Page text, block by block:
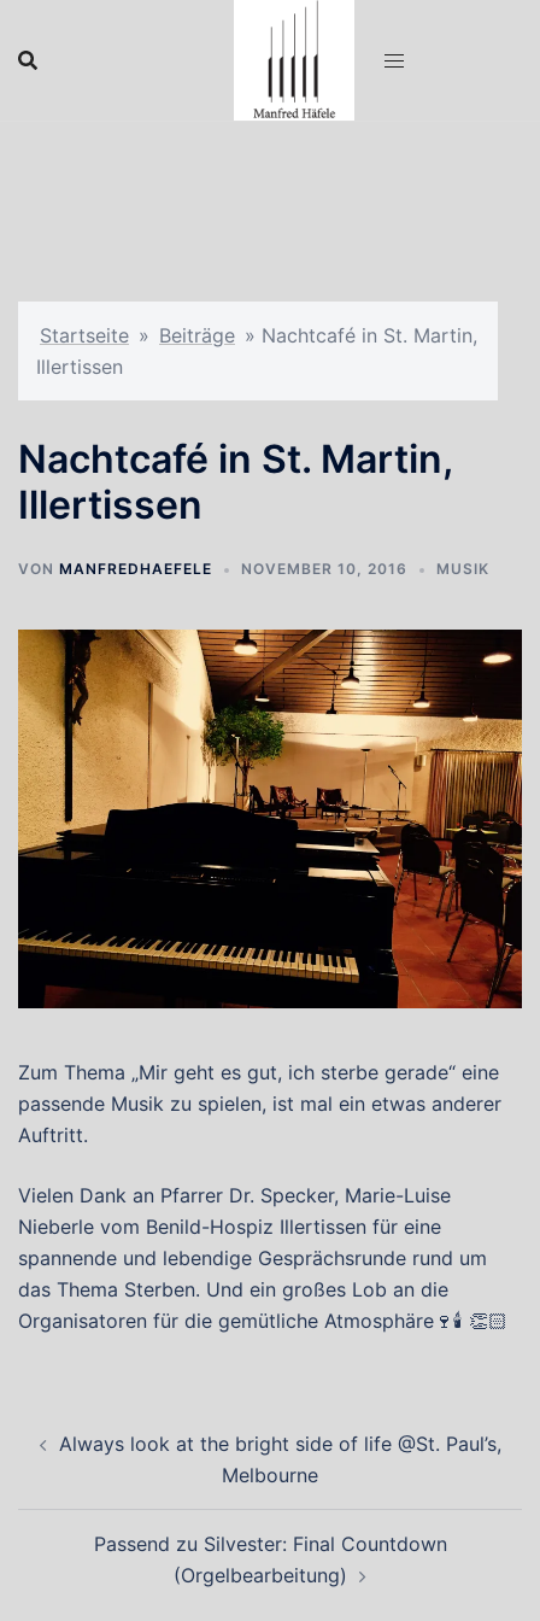
Inhalt
springen
Startseite » Beiträge » Nachtcafé in St. Martin,
Illertissen
Nachtcafé in St. Martin,
Illertissen
VON MANFREDHAEFELE NOVEMBER 10, 2016 MUSIK
Zum Thema „Mir geht es gut, ich sterbe gerade“ eine
passende Musik zu spielen, ist mal ein etwas anderer
Auftritt.
Vielen Dank an Pfarrer Dr. Specker, Marie-Luise
Nieberle vom Benild-Hospiz Illertissen für eine
spannende und lebendige Gesprächsrunde rund um
das Thema Sterben. Und ein großes Lob an die
Organisatoren für die gemütliche Atmosphäre🍷🕯 👏🏻
Always look at the bright side of life @St. Paul’s,
Melbourne
Passend zu Silvester: Final Countdown
(Orgelbearbeitung)